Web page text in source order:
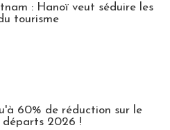
: Hanoï veut séduire les
tourisme
60% de réduction sur le
départs 2026 !